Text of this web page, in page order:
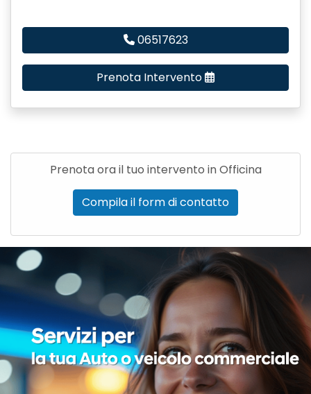
06517623
Prenota Intervento
Prenota ora il tuo intervento in Officina
Compila il form di contatto